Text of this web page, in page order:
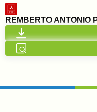
Inicio
Nosotros
Transparencia
REMBERTO ANTONIO